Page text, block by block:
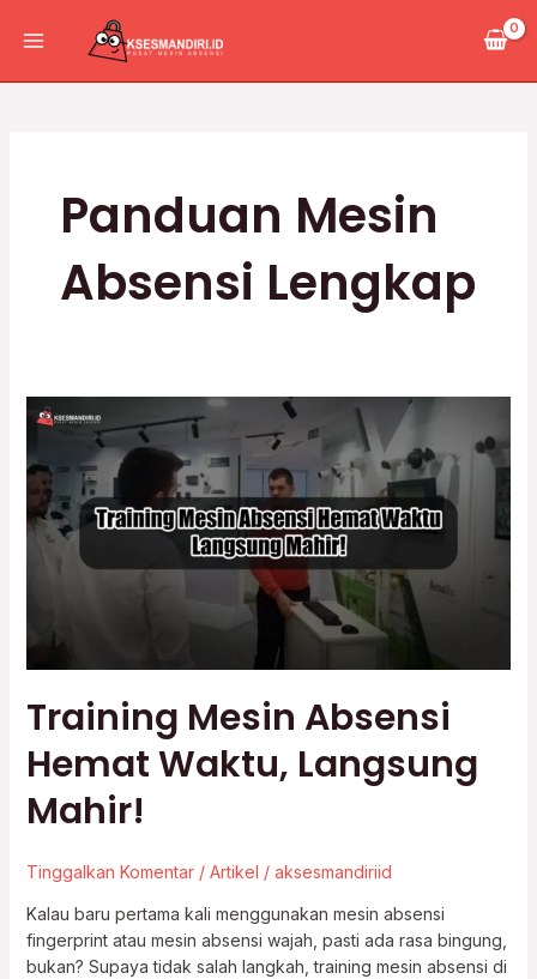
Panduan Mesin
Absensi Lengkap
Training Mesin Absensi
Hemat Waktu, Langsung
Mahir!
Tinggalkan Komentar / Artikel / aksesmandiriid
Kalau baru pertama kali menggunakan mesin absensi
fingerprint atau mesin absensi wajah, pasti ada rasa bingung,
bukan? Supaya tidak salah langkah, training mesin absensi di
Training
Absensi
Hemat
Waktu,
Langsung